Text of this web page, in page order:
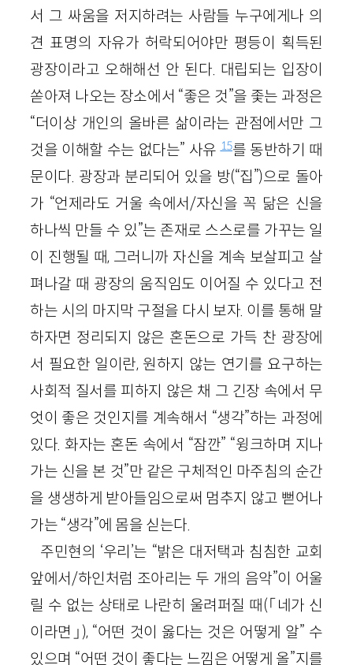
서 그 싸움을 저지하려는 사람들 누구에게나 의
견 표명의 자유가 허락되어야만 평등이 획득된
광장이라고 오해해선 안 된다. 대립되는 입장이
쏟아져 나오는 장소에서 “좋은 것”을 좇는 과정은
“더이상 개인의 올바른 삶이라는 관점에서만 그
것을 이해할 수는 없다는” 사유15를 동반하기 때
문이다. 광장과 분리되어 있을 방(“집”)으로 돌아
가 “언제라도 거울 속에서/자신을 꼭 닮은 신을
하나씩 만들 수 있”는 존재로 스스로를 가꾸는 일
이 진행될 때, 그러니까 자신을 계속 보살피고 살
펴나갈 때 광장의 움직임도 이어질 수 있다고 전
하는 시의 마지막 구절을 다시 보자. 이를 통해 말
하자면 정리되지 않은 혼돈으로 가득 찬 광장에
서 필요한 일이란, 원하지 않는 연기를 요구하는
사회적 질서를 피하지 않은 채 그 긴장 속에서 무
엇이 좋은 것인지를 계속해서 “생각”하는 과정에
있다. 화자는 혼돈 속에서 “잠깐” “윙크하며 지나
가는 신을 본 것”만 같은 구체적인 마주침의 순간
을 생생하게 받아들임으로써 멈추지 않고 뻗어나
가는 “생각”에 몸을 싣는다.
주민현의 ‘우리’는 “밝은 대저택과 침침한 교회
앞에서/하인처럼 조아리는 두 개의 음악”이 어울
릴 수 없는 상태로 나란히 울려퍼질 때(「네가 신
이라면」), “어떤 것이 옳다는 것은 어떻게 알” 수
있으며 “어떤 것이 좋다는 느낌은 어떻게 올”지를